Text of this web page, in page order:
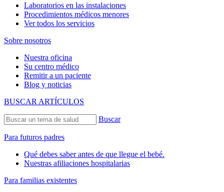
Laboratorios en las instalaciones
Procedimientos médicos menores
Ver todos los servicios
Sobre nosotros
Nuestra oficina
Su centro médico
Remitir a un paciente
Blog y noticias
BUSCAR ARTÍCULOS
Buscar
Para futuros padres
Qué debes saber antes de que llegue el bebé.
Nuestras afiliaciones hospitalarias
Para familias existentes